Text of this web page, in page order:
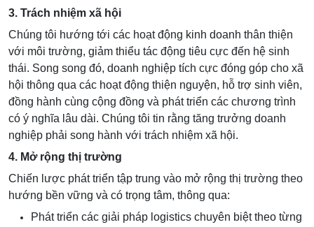
3. Trách nhiệm xã hội
Chúng tôi hướng tới các hoạt động kinh doanh thân thiện
với môi trường, giảm thiểu tác động tiêu cực đến hệ sinh
thái. Song song đó, doanh nghiệp tích cực đóng góp cho xã
hội thông qua các hoạt động thiện nguyện, hỗ trợ sinh viên,
đồng hành cùng cộng đồng và phát triển các chương trình
có ý nghĩa lâu dài. Chúng tôi tin rằng tăng trưởng doanh
nghiệp phải song hành với trách nhiệm xã hội.
4. Mở rộng thị trường
Chiến lược phát triển tập trung vào mở rộng thị trường theo
hướng bền vững và có trọng tâm, thông qua:
Phát triển các giải pháp logistics chuyên biệt theo từng